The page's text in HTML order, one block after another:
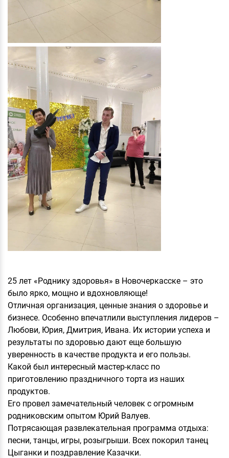
25 лет «Роднику здоровья» в Новочеркасске – это
было ярко, мощно и вдохновляюще!
Отличная организация, ценные знания о здоровье и
бизнесе. Особенно впечатлили выступления лидеров –
Любови, Юрия, Дмитрия, Ивана. Их истории успеха и
результаты по здоровью дают еще большую
уверенность в качестве продукта и его пользы.
Какой был интересный мастер-класс по
приготовлению праздничного торта из наших
продуктов.
Его провел замечательный человек с огромным
родниковским опытом Юрий Валуев.
Потрясающая развлекательная программа отдыха:
песни, танцы, игры, розыгрыши. Всех покорил танец
Цыганки и поздравление Казачки.